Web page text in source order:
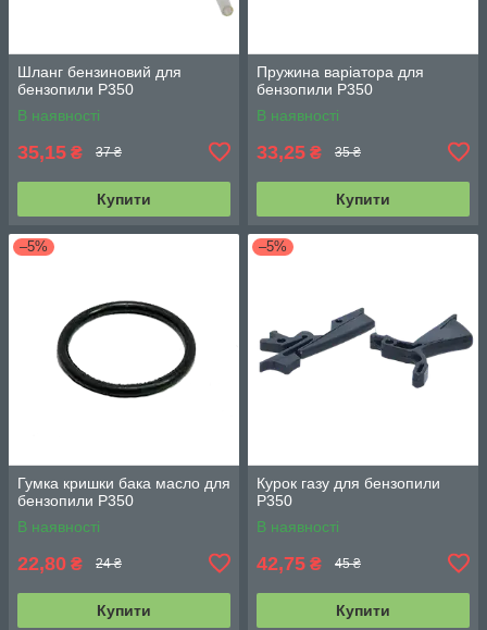
Шланг бензиновий для
бензопили P350
В наявності
35,15 ₴ 37 ₴
Купити
Пружина варіатора для
бензопили P350
В наявності
33,25 ₴ 35 ₴
Купити
–5%
Гумка кришки бака масло для
бензопили P350
В наявності
22,80 ₴ 24 ₴
Купити
–5%
Курок газу для бензопили
P350
В наявності
42,75 ₴ 45 ₴
Купити